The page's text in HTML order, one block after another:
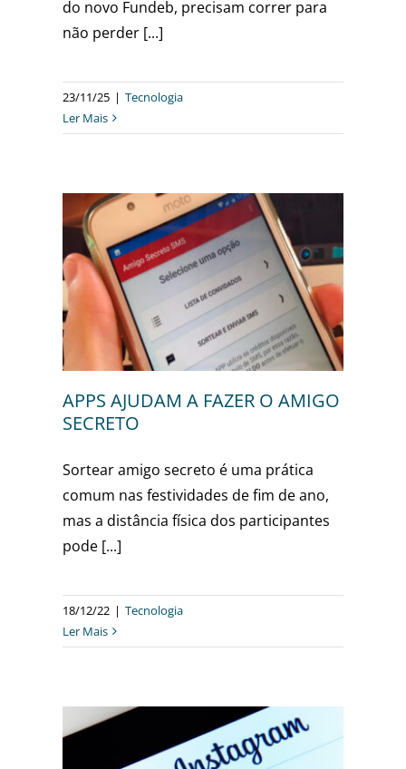
do novo Fundeb, precisam correr para
não perder [...]
23/11/25 | Tecnologia
Ler Mais
APPS AJUDAM A FAZER O AMIGO
SECRETO
Sortear amigo secreto é uma prática
comum nas festividades de fim de ano,
mas a distância física dos participantes
pode [...]
18/12/22 | Tecnologia
Ler Mais